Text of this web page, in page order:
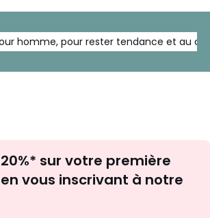
homme, pour rester tendance et au
newsletter
sur votre première
vous inscrivant à notre